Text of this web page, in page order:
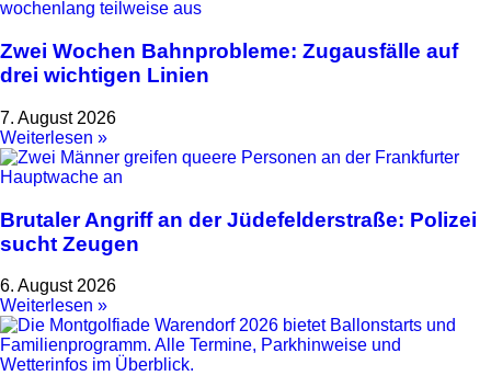
Zwei Wochen Bahnprobleme: Zugausfälle auf
drei wichtigen Linien
7. August 2026
Weiterlesen »
Brutaler Angriff an der Jüdefelderstraße: Polizei
sucht Zeugen
6. August 2026
Weiterlesen »